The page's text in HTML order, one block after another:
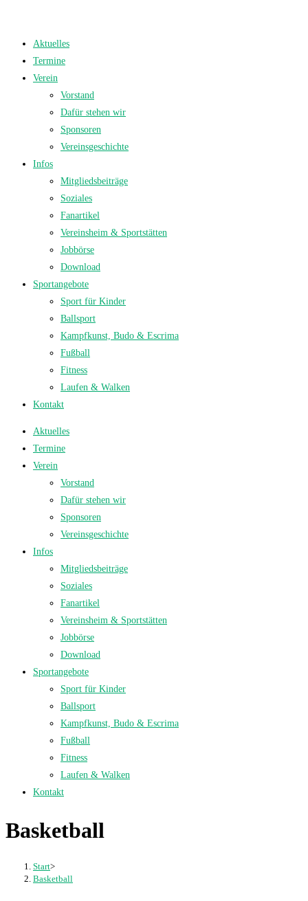
Aktuelles
Termine
Verein
Vorstand
Dafür stehen wir
Sponsoren
Vereinsgeschichte
Infos
Mitgliedsbeiträge
Soziales
Fanartikel
Vereinsheim & Sportstätten
Jobbörse
Download
Sportangebote
Sport für Kinder
Ballsport
Kampfkunst, Budo & Escrima
Fußball
Fitness
Laufen & Walken
Kontakt
Aktuelles
Termine
Verein
Vorstand
Dafür stehen wir
Sponsoren
Vereinsgeschichte
Infos
Mitgliedsbeiträge
Soziales
Fanartikel
Vereinsheim & Sportstätten
Jobbörse
Download
Sportangebote
Sport für Kinder
Ballsport
Kampfkunst, Budo & Escrima
Fußball
Fitness
Laufen & Walken
Kontakt
Basketball
Start>
Basketball